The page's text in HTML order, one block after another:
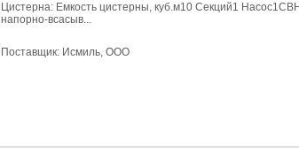
Цистерна: Емкость цистерны, куб.м10 Секций1
напорно-всасыв...
Поставщик: Исмиль, ООО